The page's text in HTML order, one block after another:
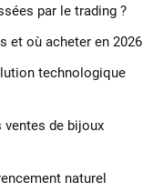
par le trading ?
et où acheter en 2026
technologique
de bijoux
naturel